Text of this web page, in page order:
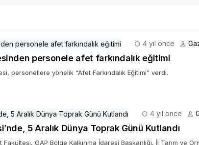
4 yıl önce
personele afet farkındalık eğitimi
personellere yönelik “Afet Farkındalık Eğitimi” verdi.
4 yıl önce
5 Aralık Dünya Toprak Günü Kutlandı
GAP Bölge Kalkınma İdaresi Başkanlığı, İl Tarım ve